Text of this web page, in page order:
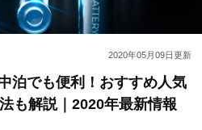
2020年05月09日更新
泊でも便利！おすすめ人気
も解説｜2020年最新情報